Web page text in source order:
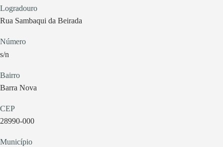
Logradouro
Rua Sambaqui da Beirada
Número
s/n
Bairro
Barra Nova
CEP
28990-000
Município